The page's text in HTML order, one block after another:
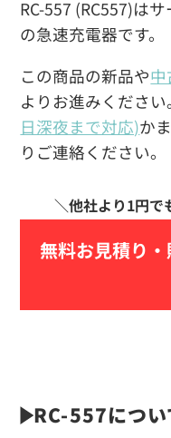
RC-557 (RC557)は
の急速充電器です。
この商品の新品や中
よりお進みくださ
日深夜まで対応)か
りご連絡ください。
無料お見積り・
RC-557につい